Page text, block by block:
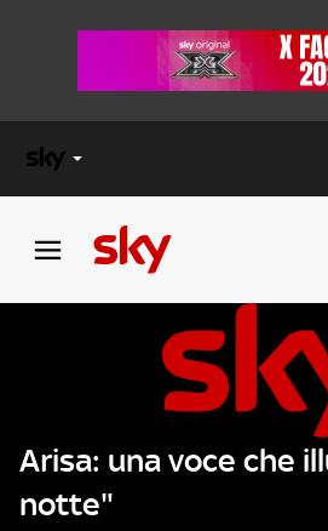
Cos’altro vedere:
PROGRAMMI SKY
Un mondo di offerte:
SKY.IT
Arisa: una voce che
notte"